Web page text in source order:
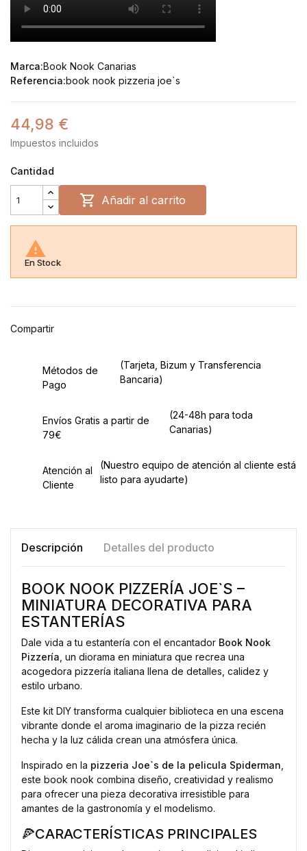
Marca:Book Nook Canarias
Referencia:book nook pizzeria joe`s
44,98 €
Impuestos incluidos
Cantidad
 Añadir al carrito

En Stock
Compartir
Métodos de
Pago
(Tarjeta, Bizum y Transferencia
Bancaria)
Envíos Gratis a partir de
79€
(24-48h para toda
Canarias)
Atención al
Cliente
(Nuestro equipo de atención al cliente está
listo para ayudarte)
Descripción Detalles del producto
BOOK NOOK PIZZERÍA JOE`S –
MINIATURA DECORATIVA PARA
ESTANTERÍAS
Dale vida a tu estantería con el encantador Book Nook
Pizzería , un diorama en miniatura que recrea una
acogedora pizzería italiana llena de detalles, calidez y
estilo urbano.
Este kit DIY transforma cualquier biblioteca en una escena
vibrante donde el aroma imaginario de la pizza recién
hecha y la luz cálida crean una atmósfera única.
Inspirado en la pizzeria Joe`s de la pelicula Spiderman
este book nook combina diseño, creatividad y realismo
para ofrecer una pieza decorativa irresistible para
amantes de la gastronomía y el modelismo.
🍕CARACTERÍSTICAS PRINCIPALES